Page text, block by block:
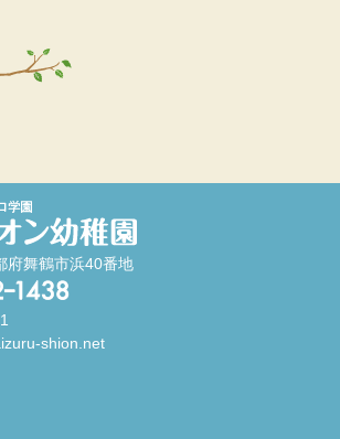
舞鶴市浜40番地
shion.net